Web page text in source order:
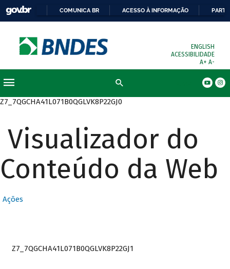
COMUNICA BR ACESSO À INFORMAÇÃO
ENGLISH
ACESSIBILIDADE
A+ A-
Z7_7QGCHA41L071B0QGLVK8P22GJ0
Visualizador do
Conteúdo da Web
Ações
Z7_7QGCHA41L071B0QGLVK8P22GJ1